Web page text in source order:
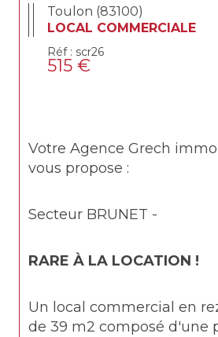
Toulon (83100)
LOCAL COMMERCIALE
Réf : scr26
515 €
Votre Agence Grech
vous propose :
Secteur BRUNET -
RARE À LA LOCATION !
Un local commercial en
de 39 m2 composé d'une